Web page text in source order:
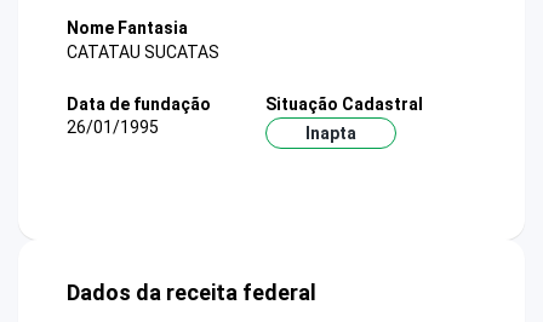
Nome Fantasia
CATATAU SUCATAS
Data de fundação
26/01/1995
Situação Cadastral
Inapta
Dados da receita federal